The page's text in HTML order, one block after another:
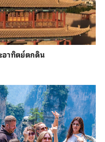
อาทิตย์ตกดิน